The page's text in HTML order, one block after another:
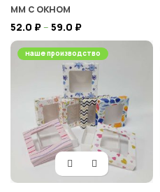
мм с окном
52.0 ₽– 59.0 ₽
наше производство